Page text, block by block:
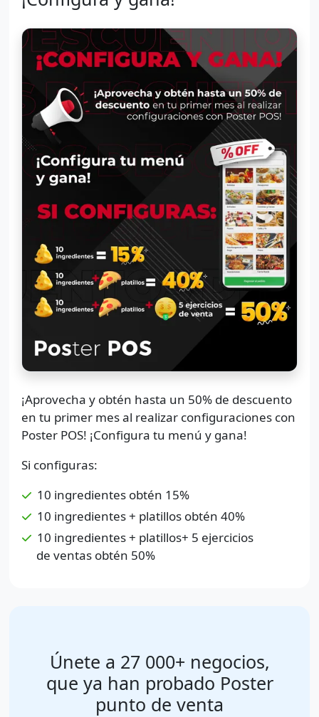
¡Aprovecha y obtén hasta un 50% de descuento
en tu primer mes al realizar configuraciones con
Poster POS! ¡Configura tu menú y gana!
Si configuras:
10 ingredientes obtén 15%
10 ingredientes + platillos obtén 40%
10 ingredientes + platillos+ 5 ejercicios
de ventas obtén 50%
Únete a 27 000+ negocios,
que ya han probado Poster
punto de venta